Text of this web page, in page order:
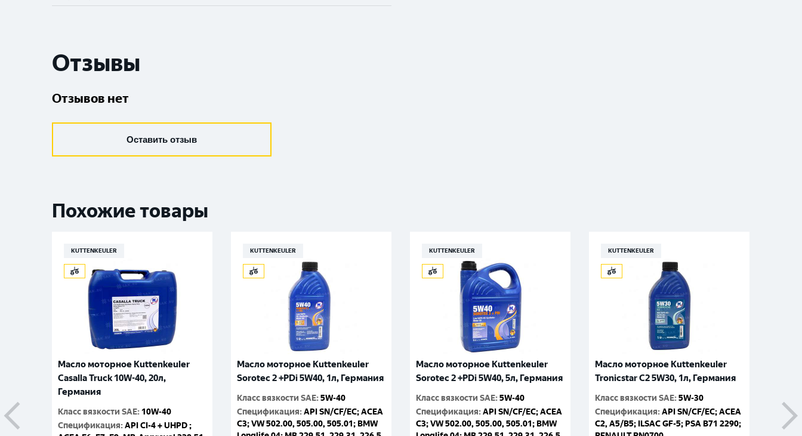
Отзывы
Отзывов нет
Оставить отзыв
Похожие товары
KUTTENKEULER
Масло моторное Kuttenkeuler
Casalla Truck 10W-40, 20л,
Германия
Класс вязкости SAE: 10W-40
Спецификация:API CI-4 + UHPD ;
KUTTENKEULER
Масло моторное Kuttenkeuler
Sorotec 2 +PDi 5W40, 1л, Германия
Класс вязкости SAE:5W-40
Спецификация:API SN/CF/EC; ACEA
C3; VW 502.00, 505.00, 505.01; BMW
KUTTENKEULER
Масло моторное Kuttenkeuler
Sorotec 2 +PDi 5W40, 5л, Германия
Класс вязкости SAE:5W-40
Спецификация:API SN/CF/EC; ACEA
C3; VW 502.00, 505.00, 505.01; BMW
KUTTENKEULER
Масло моторное Kuttenkeuler
Tronicstar C2 5W30, 1л, Германия
Класс вязкости SAE:5W-30
Спецификация:API SN/CF/EC; ACEA
C2, A5/B5; ILSAC GF-5; PSA B71 2290;
C2,